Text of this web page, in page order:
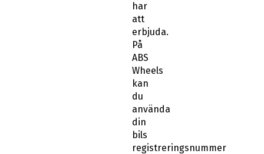
har
att
erbjuda.
På
ABS
Wheels
kan
du
använda
din
bils
registreringsnummer